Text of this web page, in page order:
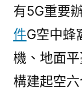
有5G重要
件G空中蜂
機、地面
構建起空